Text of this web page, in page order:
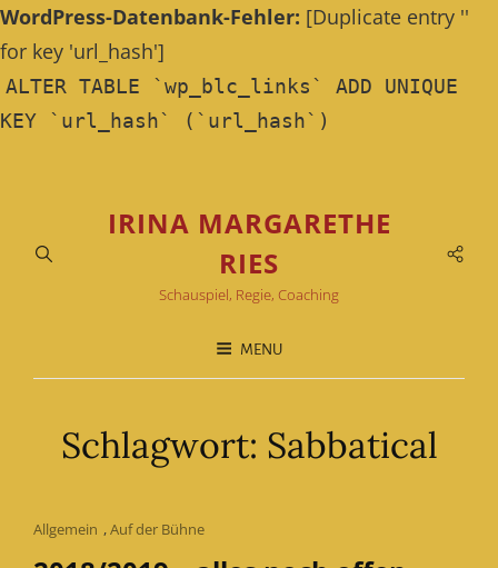
WordPress-Datenbank-Fehler: [Duplicate entry ''
for key 'url_hash']
ALTER TABLE `wp_blc_links` ADD UNIQUE
KEY `url_hash` (`url_hash`)
IRINA MARGARETHE
RIES
Schauspiel, Regie, Coaching
MENU
Schlagwort: Sabbatical
Cat
Allgemein ,Auf der Bühne